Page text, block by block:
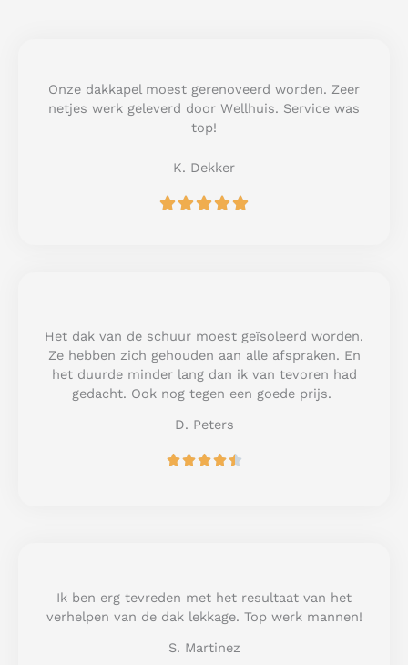
Onze dakkapel moest gerenoveerd worden. Zeer
netjes werk geleverd door Wellhuis. Service was
top!
K. Dekker
R
u
t
o
f
Het dak van de schuur moest geïsoleerd worden.
Ze hebben zich gehouden aan alle afspraken. En
het duurde minder lang dan ik van tevoren had
gedacht. Ook nog tegen een goede prijs.
D. Peters

Ik ben erg tevreden met het resultaat van het
verhelpen van de dak lekkage. Top werk mannen!
S. Martinez